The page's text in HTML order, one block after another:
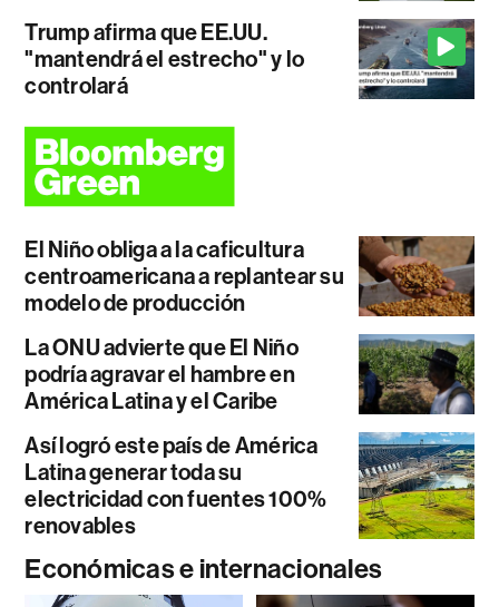
Trump afirma que EE.UU.
"mantendrá el estrecho" y lo
controlará
El Niño obliga a la caficultura
centroamericana a replantear su
modelo de producción
La ONU advierte que El Niño
podría agravar el hambre en
América Latina y el Caribe
Así logró este país de América
Latina generar toda su
electricidad con fuentes 100%
renovables
Económicas e internacionales